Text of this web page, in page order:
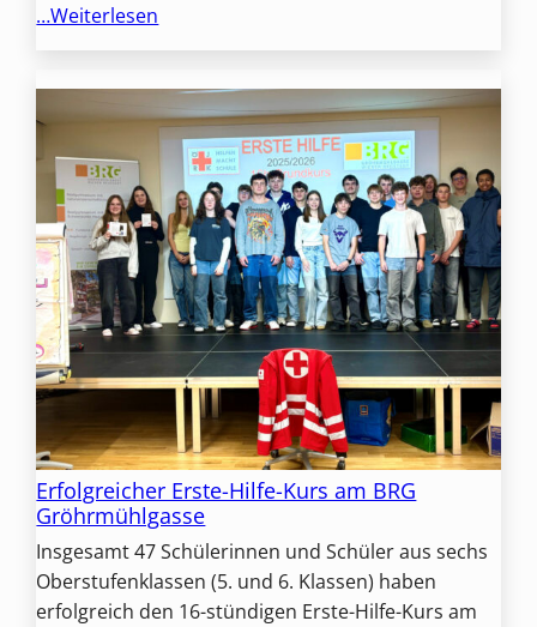
…Weiterlesen
Erfolgreicher Erste-Hilfe-Kurs am BRG
Gröhrmühlgasse
Insgesamt 47 Schülerinnen und Schüler aus sechs
Oberstufenklassen (5. und 6. Klassen) haben
erfolgreich den 16-stündigen Erste-Hilfe-Kurs am